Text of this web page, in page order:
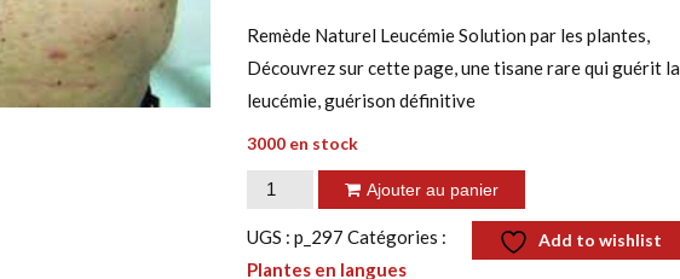
Remède Naturel Leucémie Solution par les plantes,
Découvrez sur cette page, une tisane rare qui guérit la
leucémie, guérison définitive
3000 en stock
quantité
Tisane
Ajouter au panier
Add to wishlist
UGS :p_297 Catégories :
Plantes en langues